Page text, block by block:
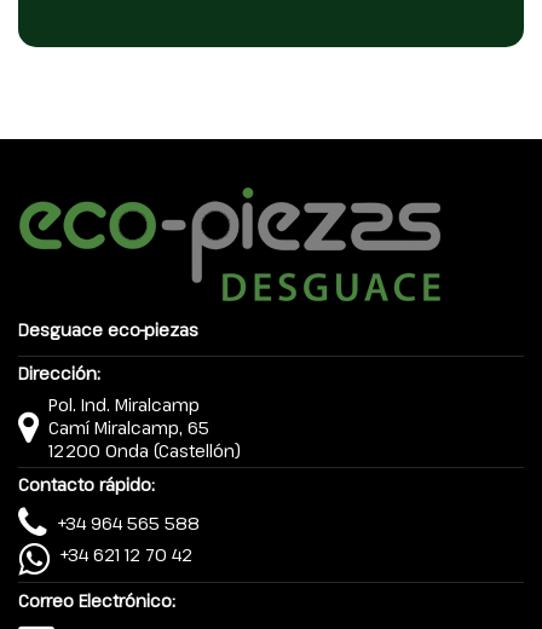
Desguace eco-piezas
Dirección:
Pol. Ind. Miralcamp
Camí Miralcamp, 65
12200 Onda (Castellón)
Contacto rápido:
+34 964 565 588
+34 621 12 70 42
Correo Electrónico: